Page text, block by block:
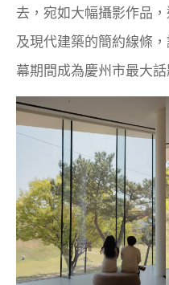
去，宛如大幅攝影作品
及現代建築的簡約線條
幕期間成為慶州市最大話